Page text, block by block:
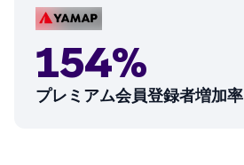
154%
プレミアム会員登録者増加率